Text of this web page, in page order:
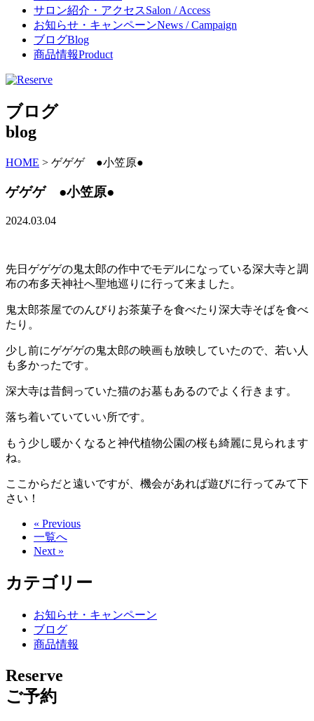
サロン紹介・アクセスSalon / Access
お知らせ・キャンペーンNews / Campaign
ブログBlog
商品情報Product
ブログ
blog
HOME > ゲゲゲ ●小笠原●
ゲゲゲ ●小笠原●
2024.03.04
先日ゲゲゲの鬼太郎の作中でモデルになっている深大寺と調
布の布多天神社へ聖地巡りに行って来ました。
鬼太郎茶屋でのんびりお茶菓子を食べたり深大寺そばを食べ
たり。
少し前にゲゲゲの鬼太郎の映画も放映していたので、若い人
も多かったです。
深大寺は昔飼っていた猫のお墓もあるのでよく行きます。
落ち着いていていい所です。
もう少し暖かくなると神代植物公園の桜も綺麗に見られます
ね。
ここからだと遠いですが、機会があれば遊びに行ってみて下
さい！
« Previous
一覧へ
Next »
カテゴリー
お知らせ・キャンペーン
ブログ
商品情報
Reserve
ご予約